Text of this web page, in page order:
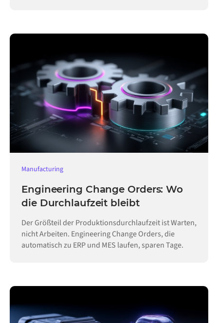
Manufacturing
Engineering Change Orders: Wo
die Durchlaufzeit bleibt
Der Größteil der Produktionsdurchlaufzeit ist Warten,
nicht Arbeiten. Engineering Change Orders, die
automatisch zu ERP und MES laufen, sparen Tage.